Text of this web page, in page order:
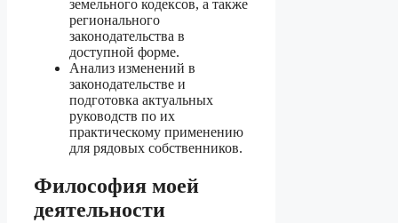
земельного кодексов, а также
регионального
законодательства в
доступной форме.
Анализ изменений в
законодательстве и
подготовка актуальных
руководств по их
практическому применению
для рядовых собственников.
Философия моей
деятельности